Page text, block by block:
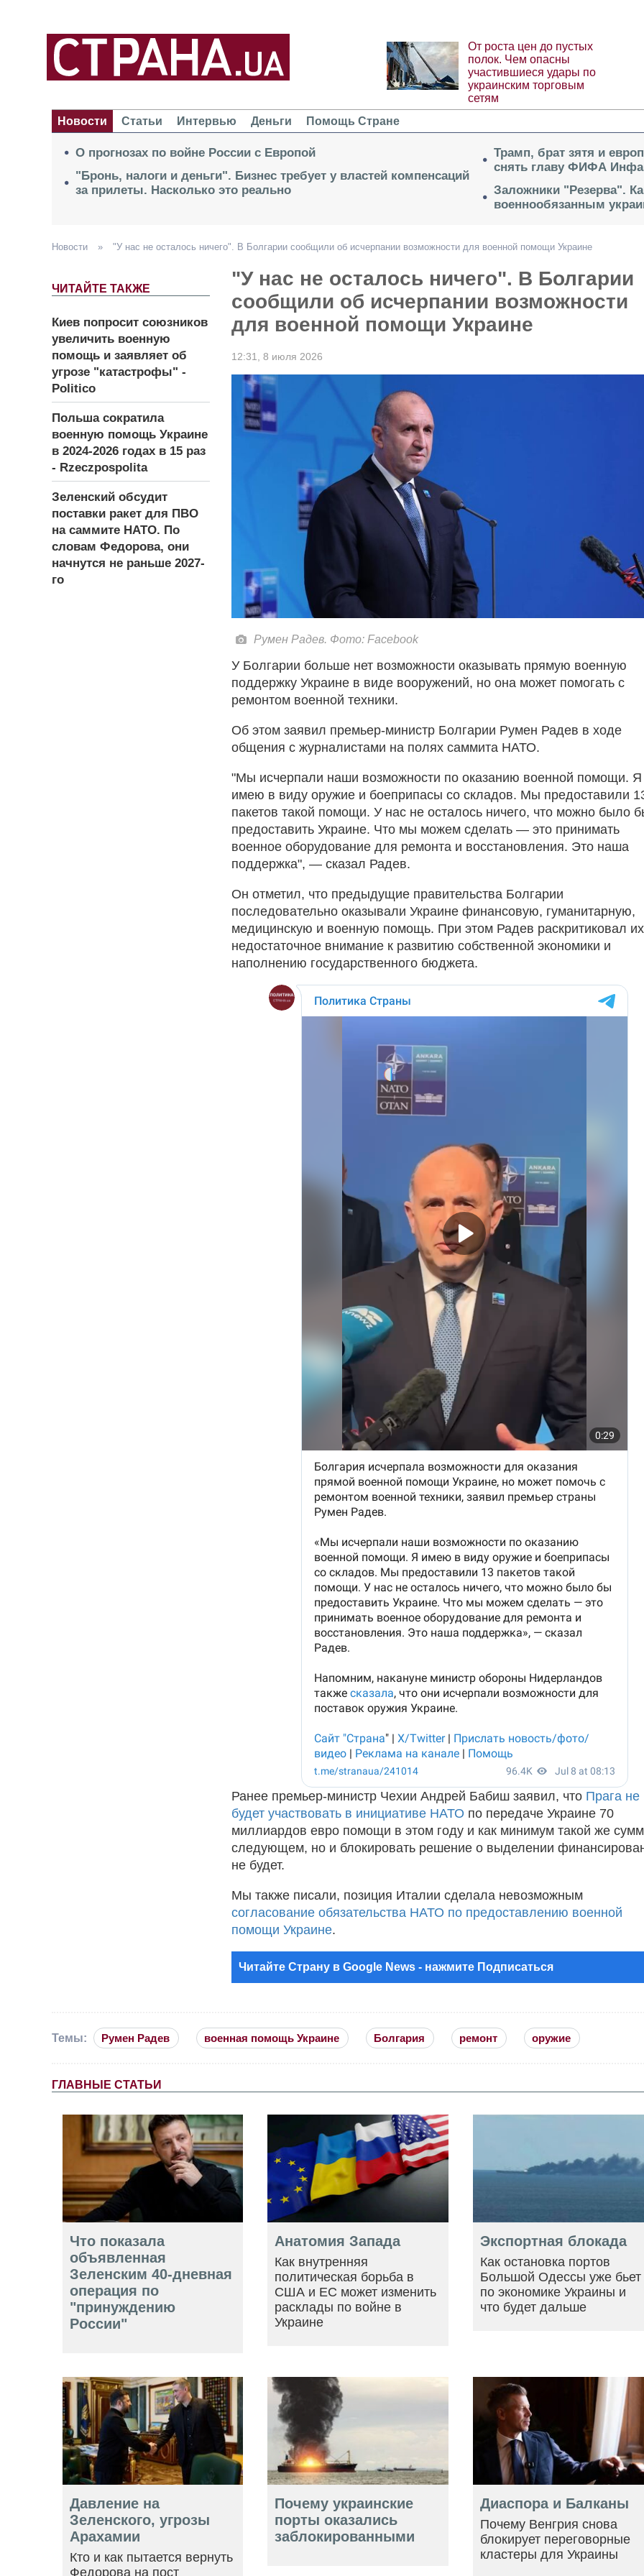
От роста цен до пустых
полок. Чем опасны
участившиеся удары по
украинским торговым
сетям
Новости
Статьи Интервью Деньги Помощь Стране
О прогнозах по войне России с Европой
"Бронь, налоги и деньги". Бизнес требует у властей компенсаций
за прилеты. Насколько это реально
Трамп, брат зятя и
снять главу ФИФА
Заложники "Резерва".
военнообязанным
Новости » "У нас не осталось ничего". В Болгарии сообщили об исчерпании возможности для военной помощи Украине
ЧИТАЙТЕ ТАКЖЕ
Киев попросит союзников
увеличить военную
помощь и заявляет об
угрозе "катастрофы" -
Politico
Польша сократила
военную помощь Украине
в 2024-2026 годах в 15 раз
- Rzeczpospolita
Зеленский обсудит
поставки ракет для ПВО
на саммите НАТО. По
словам Федорова, они
начнутся не раньше 2027-
го
"У нас не осталось ничего". В Болгарии
сообщили об исчерпании возможности
для военной помощи Украине
12:31, 8 июля 2026
Румен Радев. Фото: Facebook
У Болгарии больше нет возможности оказывать прямую военную
поддержку Украине в виде вооружений, но она может помогать с
ремонтом военной техники.
Об этом заявил премьер-министр Болгарии Румен Радев в ходе
общения с журналистами на полях саммита НАТО.
"Мы исчерпали наши возможности по оказанию военной помощи. Я
имею в виду оружие и боеприпасы со складов. Мы предоставили
пакетов такой помощи. У нас не осталось ничего, что можно было
предоставить Украине. Что мы можем сделать — это принимать
военное оборудование для ремонта и восстановления. Это наша
поддержка", — сказал Радев.
Он отметил, что предыдущие правительства Болгарии
последовательно оказывали Украине финансовую, гуманитарную,
медицинскую и военную помощь. При этом Радев раскритиковал
недостаточное внимание к развитию собственной экономики и
наполнению государственного бюджета.
Ранее премьер-министр Чехии Андрей Бабиш заявил, что Прага не
будет участвовать в инициативе НАТО по передаче Украине 70
миллиардов евро помощи в этом году и как минимум такой же
следующем, но и блокировать решение о выделении
не будет.
Мы также писали, позиция Италии сделала невозможным
согласование обязательства НАТО по предоставлению военной
помощи Украине.
Читайте Страну в Google News - нажмите Подписаться
Темы: Румен Радев военная помощь Украине Болгария ремонт оружие
ГЛАВНЫЕ СТАТЬИ
Что показала
объявленная
Зеленским 40-дневная
операция по
"принуждению
России"
Анатомия Запада
Как внутренняя
политическая борьба в
США и ЕС может изменить
расклады по войне в
Украине
Экспортная блокада
Как остановка портов
Большой Одессы уже бьет
по экономике Украины и
что будет дальше
Давление на
Зеленского, угрозы
Арахамии
Кто и как пытается вернуть
Федорова на пост
Почему украинские
порты оказались
заблокированными
Диаспора и Балканы
Почему Венгрия снова
блокирует переговорные
кластеры для Украины